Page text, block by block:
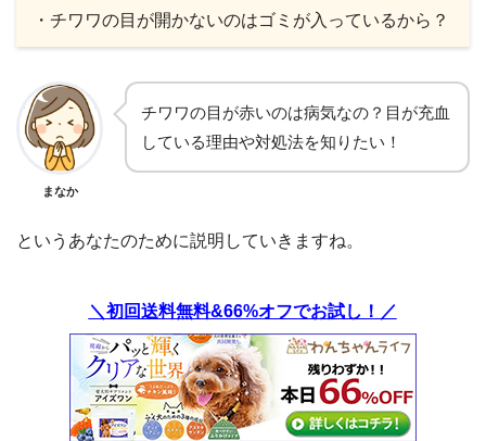
・チワワの目が開かないのはゴミが入っているから？
まなか
チワワの目が赤いのは病気なの？目が充血
している理由や対処法を知りたい！
というあなたのために説明していきますね。
＼初回送料無料&66%オフでお試し！／